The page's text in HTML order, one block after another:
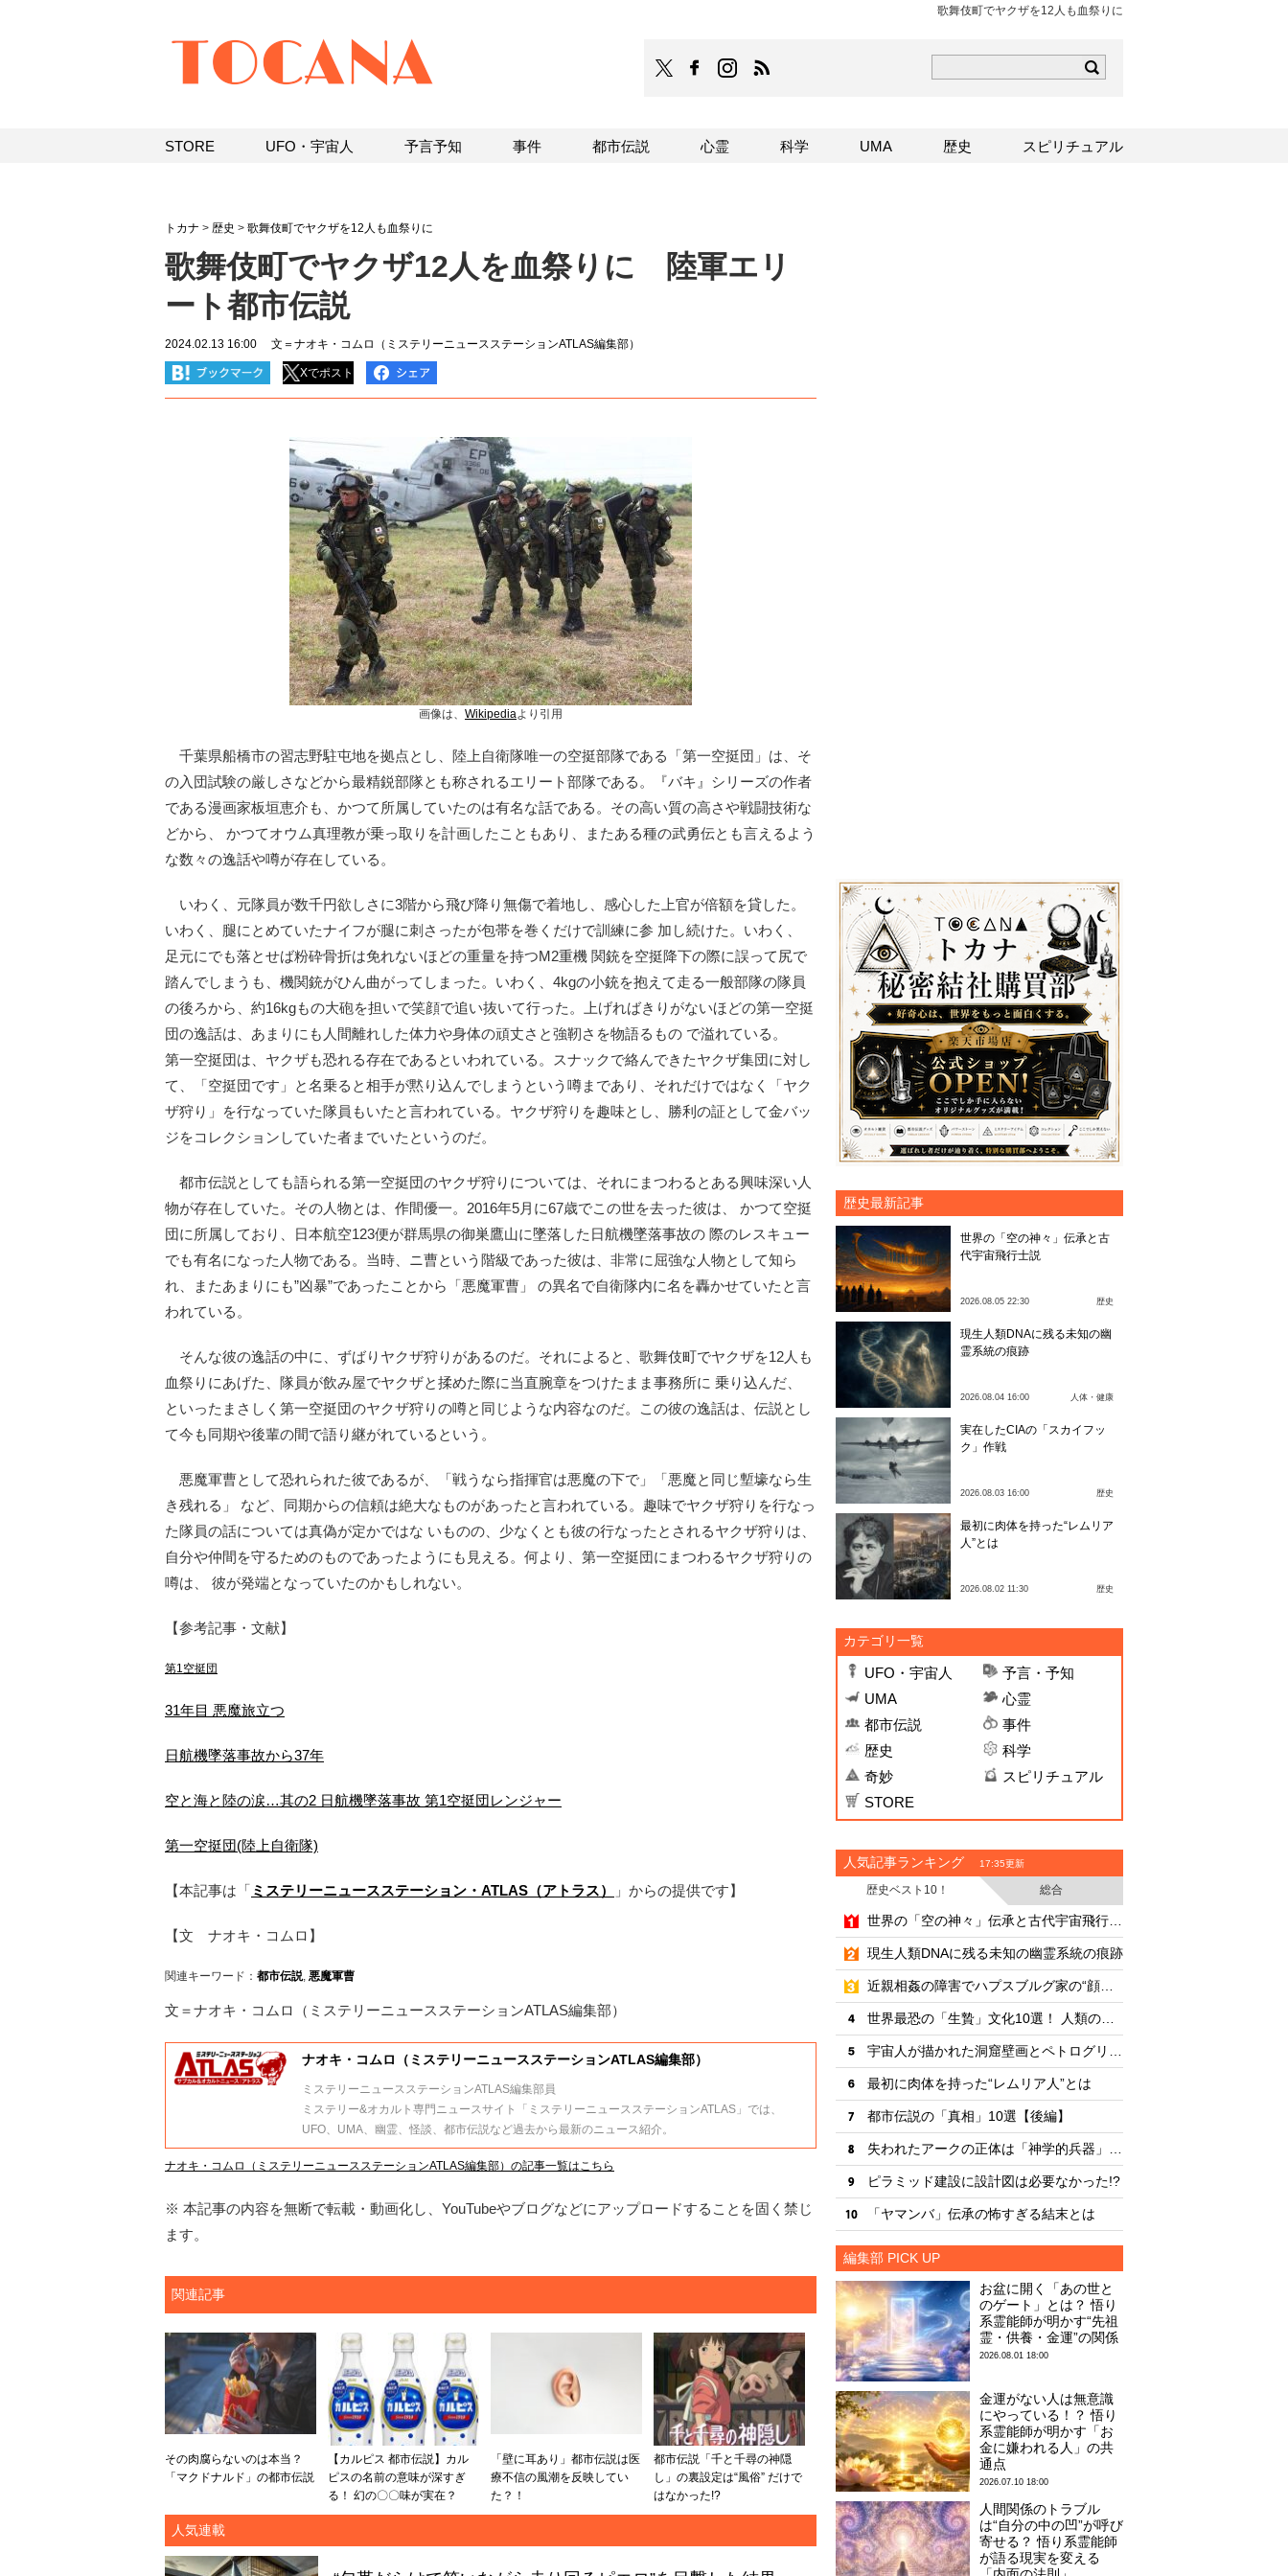
歌舞伎町でヤクザを12人も血祭りに
TOCANAのFacebookはこちら
TOCANAのinstagramはこちら
トカナ > 歴史 > 歌舞伎町でヤクザを12人も血祭りに
歌舞伎町でヤクザ12人を血祭りに 陸軍エリ
ート都市伝説
2024.02.13 16:00 文＝ナオキ・コムロ（ミステリーニュースステーションATLAS編集部）
Xでポスト
画像は、 Wikipediaより引用
千葉県船橋市の習志野駐屯地を拠点とし、陸上自衛隊唯一の空挺部隊である「第一空挺団」は、そ
の入団試験の厳しさなどから最精鋭部隊とも称されるエリート部隊である。『バキ』シリーズの作者
である漫画家板垣恵介も、かつて所属していたのは有名な話である。その高い質の高さや戦闘技術な
どから、 かつてオウム真理教が乗っ取りを計画したこともあり、またある種の武勇伝とも言えるよう
な数々の逸話や噂が存在している。
いわく、元隊員が数千円欲しさに3階から飛び降り無傷で着地し、感心した上官が倍額を貸した。
いわく、腿にとめていたナイフが腿に刺さったが包帯を巻くだけで訓練に参 加し続けた。いわく、
足元にでも落とせば粉砕骨折は免れないほどの重量を持つM2重機 関銃を空挺降下の際に誤って尻で
踏んでしまうも、機関銃がひん曲がってしまった。いわく、4kgの小銃を抱えて走る一般部隊の隊員
の後ろから、約16kgもの大砲を担いで笑顔で追い抜いて行った。上げればきりがないほどの第一空挺
団の逸話は、あまりにも人間離れした体力や身体の頑丈さと強靭さを物語るもの で溢れている。
第一空挺団は、ヤクザも恐れる存在であるといわれている。スナックで絡んできたヤクザ集団に対し
て、「空挺団です」と名乗ると相手が黙り込んでしまうという噂まであり、それだけではなく「ヤク
ザ狩り」を行なっていた隊員もいたと言われている。ヤクザ狩りを趣味とし、勝利の証として金バッ
ジをコレクションしていた者までいたというのだ。
都市伝説としても語られる第一空挺団のヤクザ狩りについては、それにまつわるとある興味深い人
物が存在していた。その人物とは、作間優一。2016年5月に67歳でこの世を去った彼は、 かつて空挺
団に所属しており、日本航空123便が群馬県の御巣鷹山に墜落した日航機墜落事故の 際のレスキュー
でも有名になった人物である。当時、ニ曹という階級であった彼は、非常に屈強な人物として知ら
れ、またあまりにも”凶暴”であったことから「悪魔軍曹」 の異名で自衛隊内に名を轟かせていたと言
われている。
そんな彼の逸話の中に、ずばりヤクザ狩りがあるのだ。それによると、歌舞伎町でヤクザを12人も
血祭りにあげた、隊員が飲み屋でヤクザと揉めた際に当直腕章をつけたまま事務所に 乗り込んだ、
といったまさしく第一空挺団のヤクザ狩りの噂と同じような内容なのだ。この彼の逸話は、伝説とし
て今も同期や後輩の間で語り継がれているという。
悪魔軍曹として恐れられた彼であるが、「戦うなら指揮官は悪魔の下で」「悪魔と同じ塹壕なら生
き残れる」 など、同期からの信頼は絶大なものがあったと言われている。趣味でヤクザ狩りを行なっ
た隊員の話については真偽が定かではな いものの、少なくとも彼の行なったとされるヤクザ狩りは、
自分や仲間を守るためのものであったようにも見える。何より、第一空挺団にまつわるヤクザ狩りの
噂は、 彼が発端となっていたのかもしれない。
【参考記事・文献】
第1空挺団
31年目 悪魔旅立つ
日航機墜落事故から37年
空と海と陸の涙…其の2 日航機墜落事故 第1空挺団レンジャー
第一空挺団(陸上自衛隊)
【本記事は「 ミステリーニュースステーション・ATLAS（アトラス） 」からの提供です】
【文 ナオキ・コムロ】
関連キーワード： 都市伝説, 悪魔軍曹
文＝ナオキ・コムロ（ミステリーニュースステーションATLAS編集部）
ナオキ・コムロ（ミステリーニュースステーションATLAS編集部）
ミステリーニュースステーションATLAS編集部員
ミステリー&オカルト専門ニュースサイト「ミステリーニュースステーションATLAS」では、
UFO、UMA、幽霊、怪談、都市伝説など過去から最新のニュース紹介。
ナオキ・コムロ（ミステリーニュースステーションATLAS編集部）の記事一覧はこちら
※ 本記事の内容を無断で転載・動画化し、YouTubeやブログなどにアップロードすることを固く禁じ
ます。
関連記事
その肉腐らないのは本当？
「マクドナルド」の都市伝説
【カルピス 都市伝説】カル
ピスの名前の意味が深すぎ
る！ 幻の〇〇味が実在？
「壁に耳あり」都市伝説は医
療不信の風潮を反映してい
た？！
都市伝説「千と千尋の神隠
し」の裏設定は“風俗” だけで
はなかった!?
人気連載
歴史最新記事
世界の「空の神々」伝承と古
代宇宙飛行士説
2026.08.05 22:30 歴史
現生人類DNAに残る未知の幽
霊系統の痕跡
2026.08.04 16:00 人体・健康
実在したCIAの「スカイフッ
ク」作戦
2026.08.03 16:00 歴史
最初に肉体を持った“レムリア
人”とは
2026.08.02 11:30 歴史
カテゴリ一覧
UFO・宇宙人
予言・予知
UMA
心霊
都市伝説
事件
歴史
科学
奇妙
スピリチュアル
STORE
人気記事ランキング 17:35更新
歴史ベスト10！
総合
・
世界の「空の神々」伝承と古代宇宙飛行士説
・
現生人類DNAに残る未知の幽霊系統の痕跡
・ 近親相姦の障害でハプスブルグ家の“顔の●●”が伸びた、学者主張で波紋！
・ 世界最恐の「生贄」文化10選！ 人類の黒歴史
・ 宇宙人が描かれた洞窟壁画とペトログリフ5選
・
最初に肉体を持った“レムリア人”とは
・
都市伝説の「真相」10選【後編】
・ 失われたアークの正体は「神学的兵器」か？
・
ピラミッド建設に設計図は必要なかった!?
・「ヤマンバ」伝承の怖すぎる結末とは
編集部 PICK UP
お盆に開く「あの世と
のゲート」とは？ 悟り
系霊能師が明かす“先祖
霊・供養・金運”の関係
2026.08.01 18:00
金運がない人は無意識
にやっている！？ 悟り
系霊能師が明かす「お
金に嫌われる人」の共
通点
2026.07.10 18:00
人間関係のトラブル
は“自分の中の凹”が呼び
寄せる？ 悟り系霊能師
が語る現実を変える
STORE UFO・宇宙人 予言予知 事件 都市伝説 心霊 科学 UMA 歴史 スピリチュアル